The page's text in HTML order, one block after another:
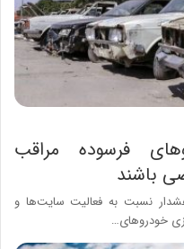
فرسوده مراقب
باشند
نسبت به فعالیت سایت‌ها و
خودروهای…